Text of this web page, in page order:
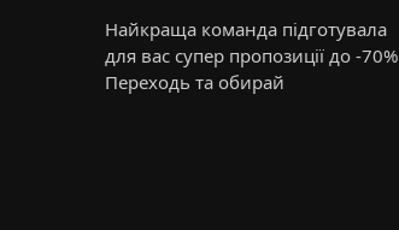
Найкраща команда підготувала
для вас супер пропозиції до -70%
Переходь та обирай